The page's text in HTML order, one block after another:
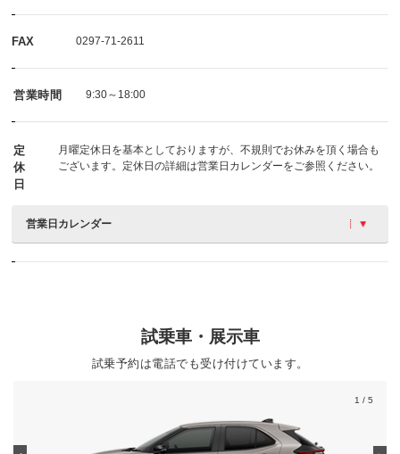
FAX 0297-71-2611
営業時間 9:30～18:00
定
休
日
月曜定休日を基本としておりますが、不規則でお休みを頂く場合も
ございます。定休日の詳細は営業日カレンダーをご参照ください。
営業日カレンダー
試乗車・展示車
試乗予約は電話でも受け付けています。
1 / 5